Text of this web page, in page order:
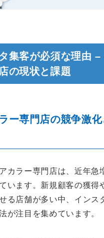
集客が必須な理由 –
の現状と課題
ー専門店の競争激
カラー専門店は、近年急
います。新規顧客の獲得
る店舗が多い中、インス
が注目を集めています。